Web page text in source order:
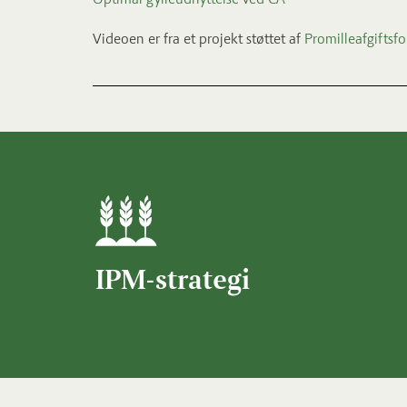
Videoen er fra et projekt støttet af
IPM-strategi